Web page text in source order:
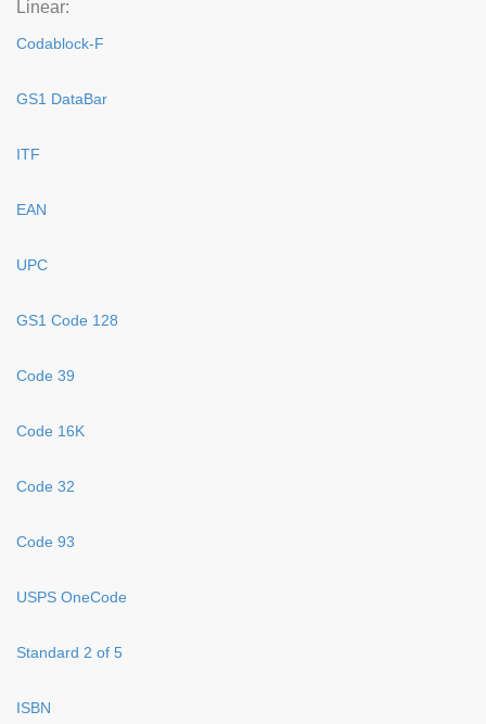
Linear:
Codablock-F
GS1 DataBar
ITF
EAN
UPC
GS1 Code 128
Code 39
Code 16K
Code 32
Code 93
USPS OneCode
Standard 2 of 5
ISBN